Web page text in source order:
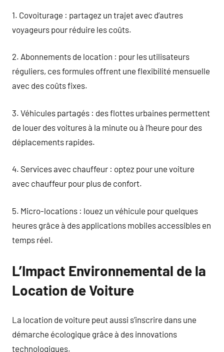
1. Covoiturage : partagez un trajet avec d’autres
voyageurs pour réduire les coûts.
2. Abonnements de location : pour les utilisateurs
réguliers, ces formules offrent une flexibilité mensuelle
avec des coûts fixes.
3. Véhicules partagés : des flottes urbaines permettent
de louer des voitures à la minute ou à l’heure pour des
déplacements rapides.
4. Services avec chauffeur : optez pour une voiture
avec chauffeur pour plus de confort.
5. Micro-locations : louez un véhicule pour quelques
heures grâce à des applications mobiles accessibles en
temps réel.
L’Impact Environnemental de la
Location de Voiture
La location de voiture peut aussi s’inscrire dans une
démarche écologique grâce à des innovations
technologiques.